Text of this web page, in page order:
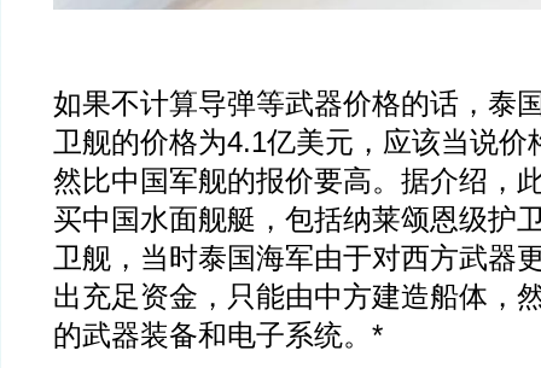
如果不计算导弹等武器价格的话，泰
卫舰的价格为4.1亿美元，应该当说价
然比中国军舰的报价要高。据介绍，
买中国水面舰艇，包括纳莱颂恩级护
卫舰，当时泰国海军由于对西方武器
出充足资金，只能由中方建造船体，
的武器装备和电子系统。*